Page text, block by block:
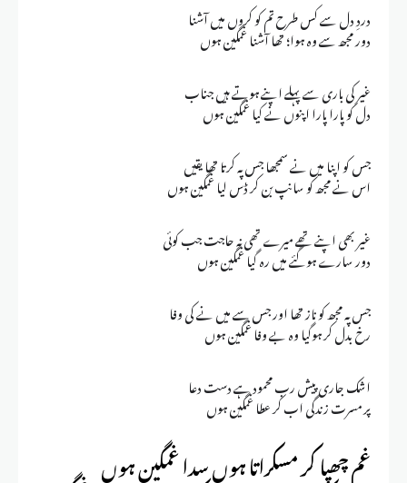
دردِ دل سے کس طرح تم کو کروں میں آشنا
دور مجھ سے وہ ہوا؛ تھا آشنا غمگین ہوں
غیر کی باری سے پہلے اپنے ہوتے ہیں جناب
دل کو پارا پارا اپنوں نے کیا غمگین ہوں
جس کو اپنا میں نے سمجھا جس پہ کرتا تھا یقیں
اس نے مجھ کو سانپ بن کر ڈس لیا غمگین ہوں
غیر بھی اپنے تھے میرے تھی نہ حاجت جب کوئی
دور سارے ہوگئے میں رہ گیا غمگین ہوں
جس پہ مجھ کو ناز تھا اور جس سے میں نے کی وفا
رخ بدل کر ہوگیا وہ بے وفا غمگین ہوں
اشک جاری پیش رب محمود ہے دست دعا
پر مسرت زندگی اب کر عطا غمگین ہوں
غم چھپا کر مسکراتا ہوں سدا غمگین ہوں